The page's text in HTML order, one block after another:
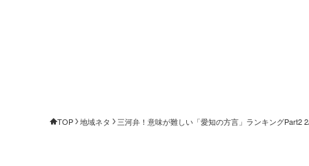
TOP 地域ネタ 三河弁！意味が難しい「愛知の方言」ランキングPart2